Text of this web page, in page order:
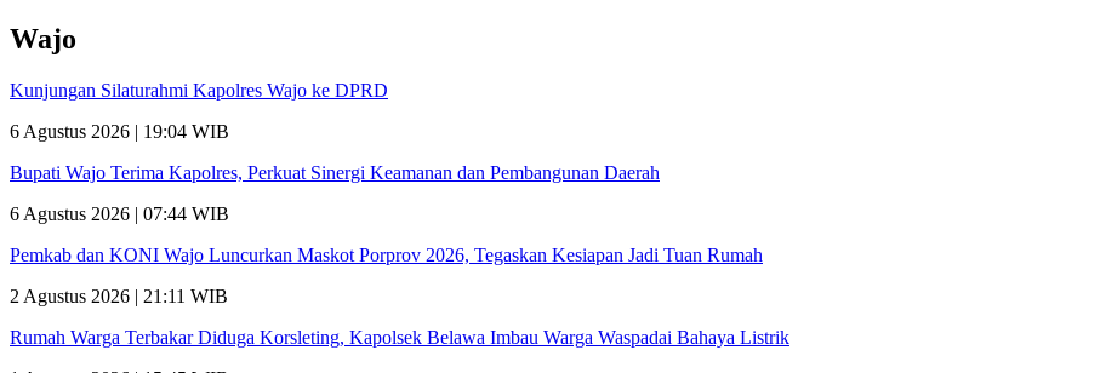
Wajo
Kunjungan Silaturahmi Kapolres Wajo ke DPRD
6 Agustus 2026 | 19:04 WIB
Bupati Wajo Terima Kapolres, Perkuat Sinergi Keamanan dan Pembangunan Daerah
6 Agustus 2026 | 07:44 WIB
Pemkab dan KONI Wajo Luncurkan Maskot Porprov 2026, Tegaskan Kesiapan Jadi Tuan Rumah
2 Agustus 2026 | 21:11 WIB
Rumah Warga Terbakar Diduga Korsleting, Kapolsek Belawa Imbau Warga Waspadai Bahaya Listrik